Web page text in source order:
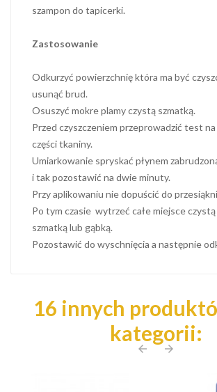
szampon do tapicerki.
Zastosowanie
Odkurzyć powierzchnię która ma być
usunąć brud.
Osuszyć mokre plamy czystą szmatką.
Przed czyszczeniem przeprowadzić test
części tkaniny.
Umiarkowanie spryskać płynem
i tak pozostawić na dwie minuty.
Przy aplikowaniu nie dopuścić do
Po tym czasie wytrzeć całe miejsce
szmatką lub gąbką.
Pozostawić do wyschnięcia a następnie
16 innych
kategorii:
arrow_back arrow_forward